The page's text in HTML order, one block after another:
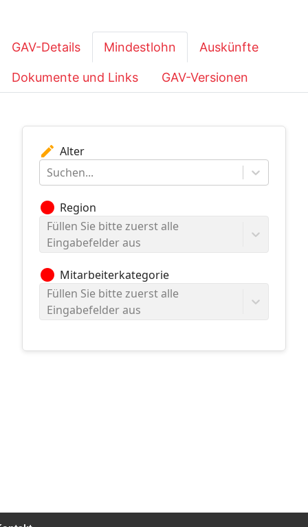
GAV-Details Mindestlohn Auskünfte
Dokumente und Links GAV-Versionen
edit Alter
Suchen...
circle Region
Füllen Sie bitte zuerst alle
Eingabefelder aus
circle Mitarbeiterkategorie
Füllen Sie bitte zuerst alle
Eingabefelder aus